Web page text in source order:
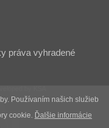
práva vyhradené
Používaním našich služieb
cookie. Ďalšie informácie